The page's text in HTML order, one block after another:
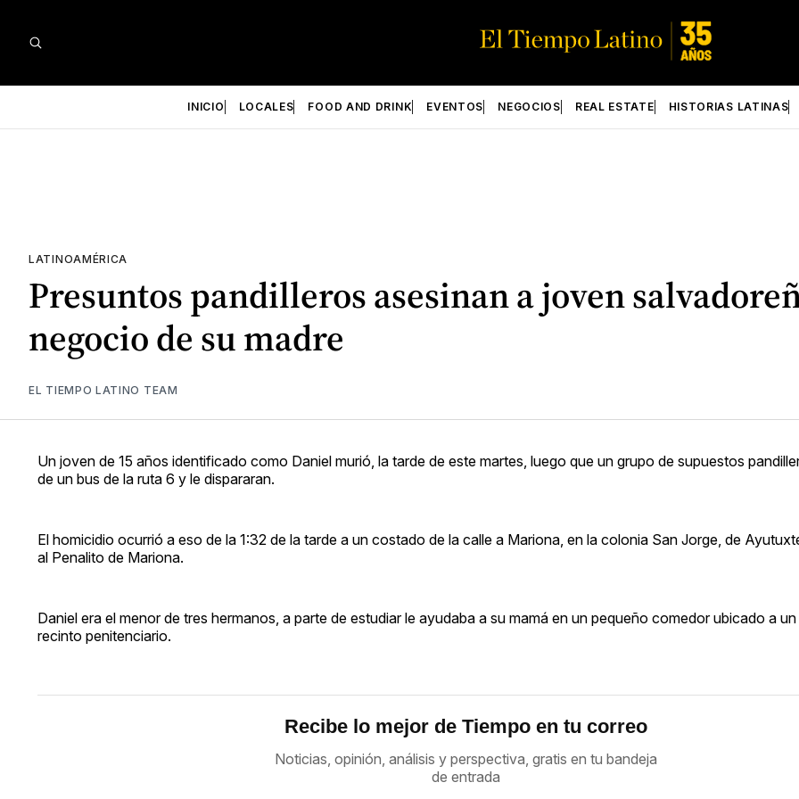
INICIO LOCALES FOOD AND DRINK EVENTOS NEGOCIOS REAL ESTATE HISTORIAS LATINAS
LATINOAMÉRICA
Presuntos pandilleros asesinan a joven
negocio de su madre
EL TIEMPO LATINO TEAM
Un joven de 15 años identificado como Daniel murió, la tarde de este martes, luego que un grupo de supuestos
de un bus de la ruta 6 y le dispararan.
El homicidio ocurrió a eso de la 1:32 de la tarde a un costado de la calle a Mariona, en la colonia San Jorge, de
al Penalito de Mariona.
Daniel era el menor de tres hermanos, a parte de estudiar le ayudaba a su mamá en un pequeño comedor ubicado a
recinto penitenciario.
Recibe lo mejor de Tiempo en tu correo
Noticias, opinión, análisis y perspectiva, gratis en tu bandeja
de entrada